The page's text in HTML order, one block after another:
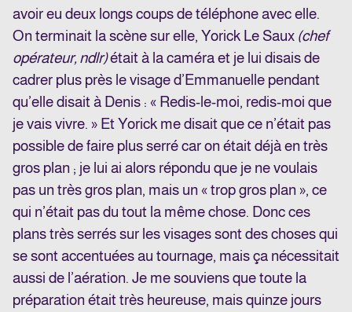
avoir eu deux longs coups de téléphone avec elle.
On terminait la scène sur elle, Yorick Le Saux (chef
opérateur, ndlr)était à la caméra et je lui disais de
cadrer plus près le visage d’Emmanuelle pendant
qu’elle disait à Denis : « Redis-le-moi, redis-moi que
je vais vivre. » Et Yorick me disait que ce n’était pas
possible de faire plus serré car on était déjà en très
gros plan ; je lui ai alors répondu que je ne voulais
pas un très gros plan, mais un « trop gros plan », ce
qui n’était pas du tout la même chose. Donc ces
plans très serrés sur les visages sont des choses qui
se sont accentuées au tournage, mais ça nécessitait
aussi de l’aération. Je me souviens que toute la
préparation était très heureuse, mais quinze jours